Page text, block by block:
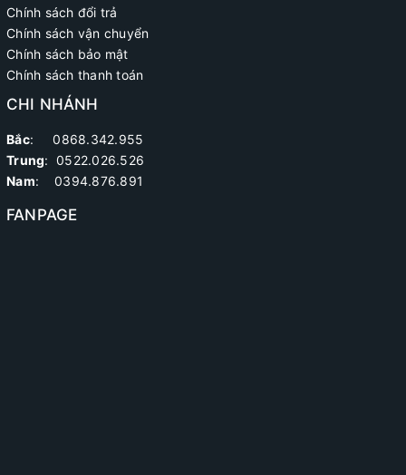
Chính sách đổi trả
Chính sách vận chuyển
Chính sách bảo mật
Chính sách thanh toán
CHI NHÁNH
Bắc: 0868.342.955
Trung: 0522.026.526
Nam: 0394.876.891
FANPAGE